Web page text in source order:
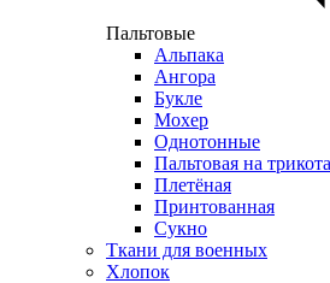
Пальтовые
Альпака
Ангора
Букле
Мохер
Однотонные
Пальтовая на
Плетёная
Принтованная
Сукно
Ткани для военных
Хлопок